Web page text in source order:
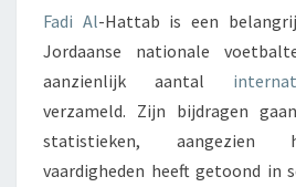
Fadi Al-Hattab is een
Jordaanse nationale
aanzienlijk aantal
verzameld. Zijn bijdragen
statistieken, aangezien
vaardigheden heeft getoond in